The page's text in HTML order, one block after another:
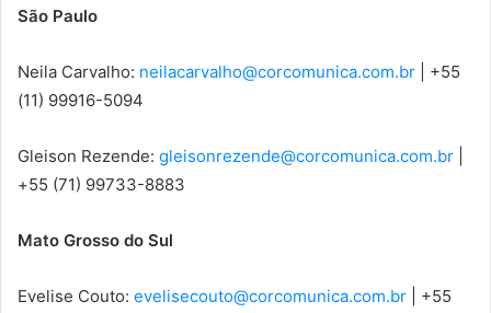
São Paulo
Neila Carvalho: neilacarvalho@corcomunica.com.br | +55
(11) 99916-5094
Gleison Rezende: gleisonrezende@corcomunica.com.br
+55 (71) 99733-8883
Mato Grosso do Sul
Evelise Couto: evelisecouto@corcomunica.com.br | +55